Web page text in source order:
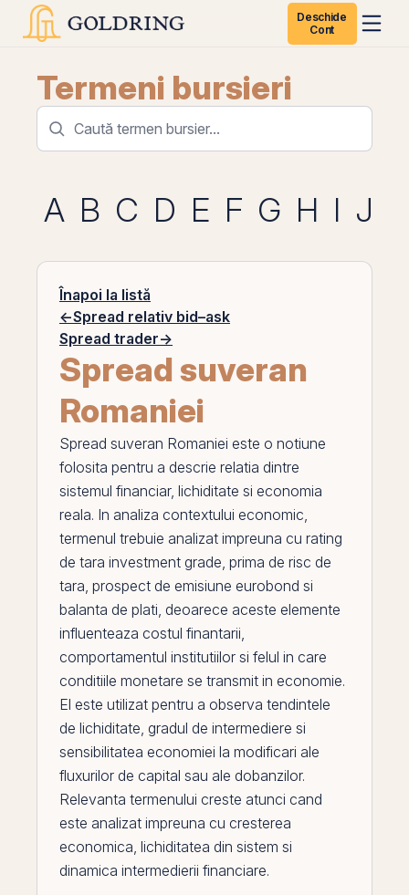
Deschide
Cont
Termeni bursieri
A B C D E F G H I J
Înapoi la listă
←Spread relativ bid–ask
Spread trader→
Spread suveran
Romaniei
Spread suveran Romaniei este o notiune
folosita pentru a descrie relatia dintre
sistemul financiar, lichiditate si economia
reala. In analiza contextului economic,
termenul trebuie analizat impreuna cu rating
de tara investment grade, prima de risc de
tara, prospect de emisiune eurobond si
balanta de plati, deoarece aceste elemente
influenteaza costul finantarii,
comportamentul institutiilor si felul in care
conditiile monetare se transmit in economie.
El este utilizat pentru a observa tendintele
de lichiditate, gradul de intermediere si
sensibilitatea economiei la modificari ale
fluxurilor de capital sau ale dobanzilor.
Relevanta termenului creste atunci cand
este analizat impreuna cu cresterea
economica, lichiditatea din sistem si
dinamica intermedierii financiare.